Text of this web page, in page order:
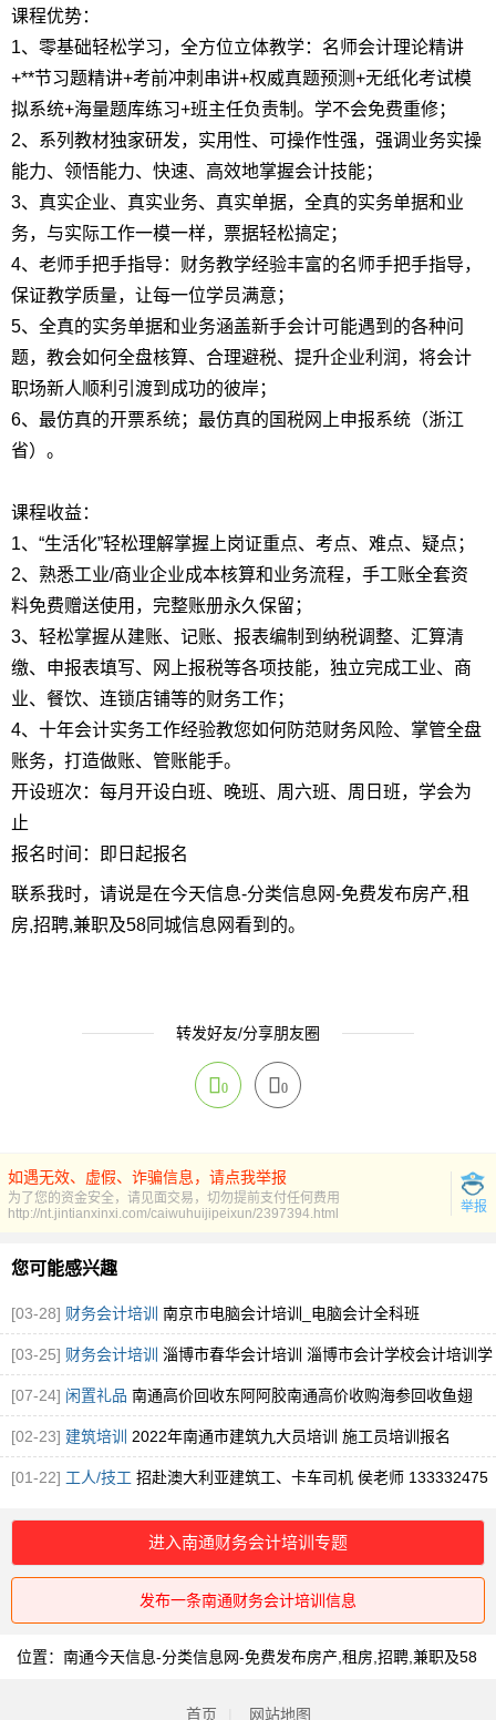
课程优势：
1、零基础轻松学习，全方位立体教学：名师会计理论精讲
+**节习题精讲+考前冲刺串讲+权威真题预测+无纸化考试模
拟系统+海量题库练习+班主任负责制。学不会免费重修；
2、系列教材独家研发，实用性、可操作性强，强调业务实操
能力、领悟能力、快速、高效地掌握会计技能；
3、真实企业、真实业务、真实单据，全真的实务单据和业
务，与实际工作一模一样，票据轻松搞定；
4、老师手把手指导：财务教学经验丰富的名师手把手指导，
保证教学质量，让每一位学员满意；
5、全真的实务单据和业务涵盖新手会计可能遇到的各种问
题，教会如何全盘核算、合理避税、提升企业利润，将会计
职场新人顺利引渡到成功的彼岸；
6、最仿真的开票系统；最仿真的国税网上申报系统（浙江
省）。
课程收益：
1、“生活化”轻松理解掌握上岗证重点、考点、难点、疑点；
2、熟悉工业/商业企业成本核算和业务流程，手工账全套资
料免费赠送使用，完整账册永久保留；
3、轻松掌握从建账、记账、报表编制到纳税调整、汇算清
缴、申报表填写、网上报税等各项技能，独立完成工业、商
业、餐饮、连锁店铺等的财务工作；
4、十年会计实务工作经验教您如何防范财务风险、掌管全盘
账务，打造做账、管账能手。
开设班次：每月开设白班、晚班、周六班、周日班，学会为
止
报名时间：即日起报名
联系我时，请说是在今天信息-分类信息网-免费发布房产,租
房,招聘,兼职及58同城信息网看到的。
转发好友/分享朋友圈
0 0
如遇无效、虚假、诈骗信息，请点我举报
为了您的资金安全，请见面交易，切勿提前支付任何费用
举报
http://nt.jintianxinxi.com/caiwuhuijipeixun/2397394.html
您可能感兴趣
[03-28] 财务会计培训 南京市电脑会计培训_电脑会计全科班
[03-25] 财务会计培训 淄博市春华会计培训 淄博市会计学校会计培训学
费[07-24] 闲置礼品 南通高价回收东阿阿胶南通高价收购海参回收鱼翅
[图]
[02-23] 建筑培训 2022年南通市建筑九大员培训 施工员培训报名
[01-22] 工人/技工 招赴澳大利亚建筑工、卡车司机 侯老师 133332475
进入南通财务会计培训专题
发布一条南通财务会计培训信息
位置： 南通今天信息-分类信息网-免费发布房产,租房,招聘,兼职及58
首页 网站地图